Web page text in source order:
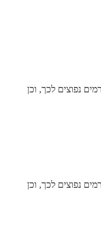
נפוצים לכך, וכן
נפוצים לכך, וכן